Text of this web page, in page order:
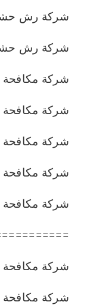
شركة رش
شركة رش
شركة مكافحة
شركة مكافحة
شركة مكافحة
شركة مكافحة
شركة مكافحة
شركة مكافحة
شركة مكافحة